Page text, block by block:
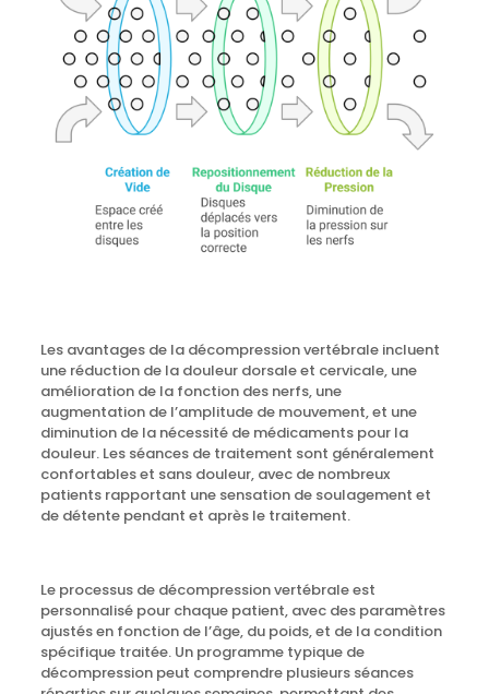
Les avantages de la décompression vertébrale incluent
une réduction de la douleur dorsale et cervicale, une
amélioration de la fonction des nerfs, une
augmentation de l’amplitude de mouvement, et une
diminution de la nécessité de médicaments pour la
douleur. Les séances de traitement sont généralement
confortables et sans douleur, avec de nombreux
patients rapportant une sensation de soulagement et
de détente pendant et après le traitement.
Le processus de décompression vertébrale est
personnalisé pour chaque patient, avec des paramètres
ajustés en fonction de l’âge, du poids, et de la condition
spécifique traitée. Un programme typique de
décompression peut comprendre plusieurs séances